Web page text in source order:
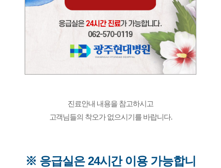
진료안내 내용을 참고하시고
고객님들의 착오가 없으시기를 바랍니다.
※ 응급실은 24시간 이용 가능합니